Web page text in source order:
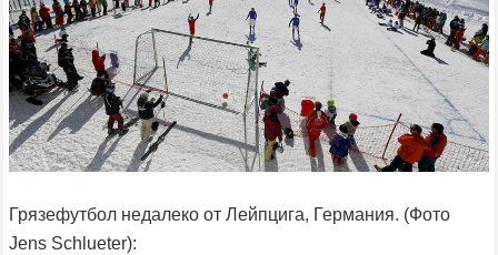
Грязефутбол недалеко от Лейпцига, Германия. (Фото
Jens Schlueter):